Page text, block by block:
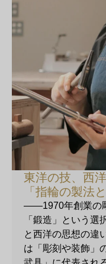
東洋の技、西
「指輪の製法
——1970年創業の
「鍛造」という選
と西洋の思想の違
は「彫刻や装飾」